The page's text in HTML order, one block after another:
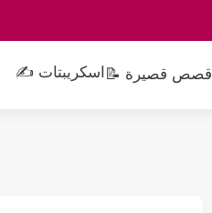
قصص قصيرة 📝 اسكريبتات ✍️